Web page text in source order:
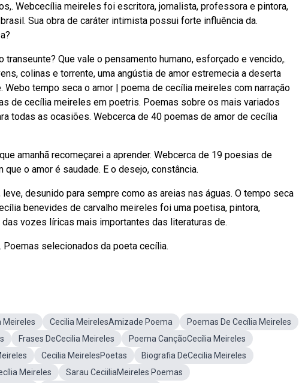
Webcecília meireles foi escritora, jornalista, professora e pintora,
Sua obra de caráter intimista possui forte influência da.
transeunte? Que vale o pensamento humano, esforçado e vencido,.
colinas e torrente, uma angústia de amor estremecia a deserta
Webo tempo seca o amor | poema de cecília meireles com narração
de cecília meireles em poetris. Poemas sobre os mais variados
todas as ocasiões. Webcerca de 40 poemas de amor de cecília
amanhã recomeçarei a aprender. Webcerca de 19 poesias de
o amor é saudade. E o desejo, constância.
desunido para sempre como as areias nas águas. O tempo seca
benevides de carvalho meireles foi uma poetisa, pintora,
vozes líricas mais importantes das literaturas de.
selecionados da poeta cecília.
Meireles Cecilia MeirelesAmizade Poema
Poemas De Cecília Meireles
Frases DeCecilia Meireles
Poema CançãoCecília Meireles
Cecilia MeirelesPoetas
Biografia DeCecilia Meireles
Meireles
Sarau CeciiliaMeireles Poemas